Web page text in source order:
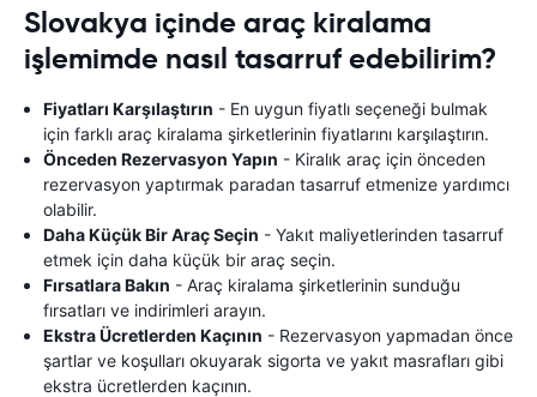
Slovakya içinde araç kiralama
işlemimde nasıl tasarruf edebilirim?
Fiyatları Karşılaştırın - En uygun fiyatlı seçeneği bulmak
için farklı araç kiralama şirketlerinin fiyatlarını karşılaştırın.
Önceden Rezervasyon Yapın - Kiralık araç için önceden
rezervasyon yaptırmak paradan tasarruf etmenize yardımcı
olabilir.
Daha Küçük Bir Araç Seçin - Yakıt maliyetlerinden tasarruf
etmek için daha küçük bir araç seçin.
Fırsatlara Bakın - Araç kiralama şirketlerinin sunduğu
fırsatları ve indirimleri arayın.
Ekstra Ücretlerden Kaçının - Rezervasyon yapmadan önce
şartlar ve koşulları okuyarak sigorta ve yakıt masrafları gibi
ekstra ücretlerden kaçının.